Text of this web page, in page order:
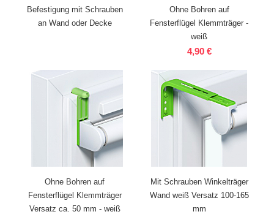
Befestigung mit Schrauben
an Wand oder Decke
Ohne Bohren auf
Fensterflügel Klemmträger -
weiß
4,90 €
Ohne Bohren auf
Fensterflügel Klemmträger
Versatz ca. 50 mm - weiß
Mit Schrauben Winkelträger
Wand weiß Versatz 100-165
mm